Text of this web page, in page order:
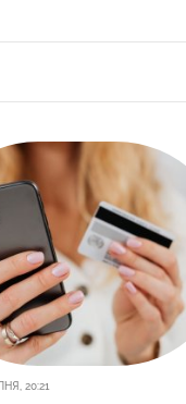
20:21